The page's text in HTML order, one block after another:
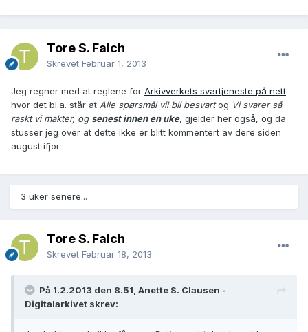
Tore S. Falch
Skrevet Februar 1, 2013
Jeg regner med at reglene for Arkivverkets svartjeneste på nett
hvor det bl.a. står at Alle spørsmål vil bli besvartog Vi svarer så
raskt vi makter, og senest innen en uke, gjelder her også, og da
stusser jeg over at dette ikke er blitt kommentert av dere siden
august ifjor.
3 uker senere...
Tore S. Falch
Skrevet Februar 18, 2013
På 1.2.2013 den 8.51, Anette S. Clausen -
Digitalarkivet skrev: